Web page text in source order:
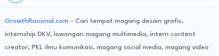
GrowthRasional.com - Cari tempat magang desain grafis,
internship DKV, lowongan magang multimedia, intern content
creator, PKL ilmu komunikasi, magang social media, magang video